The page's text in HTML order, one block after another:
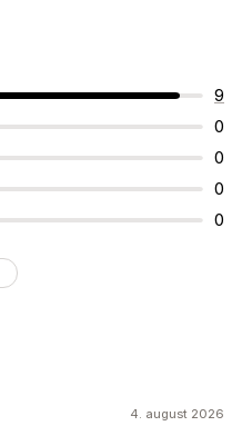
9
0
0
0
0
4. august 2026